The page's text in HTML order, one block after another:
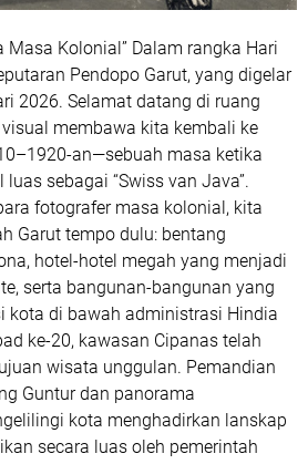
Kolonial” Dalam rangka Hari
Pendopo Garut, yang digelar
2026. Selamat datang di ruang
membawa kita kembali ke
an—sebuah masa ketika
sebagai “Swiss van Java”.
fotografer masa kolonial, kita
Garut tempo dulu: bentang
hotel-hotel megah yang menjadi
serta bangunan-bangunan yang
kota di bawah administrasi Hindia
ke-20, kawasan Cipanas telah
wisata unggulan. Pemandian
Guntur dan panorama
kota menghadirkan lanskap
secara luas oleh pemerintah